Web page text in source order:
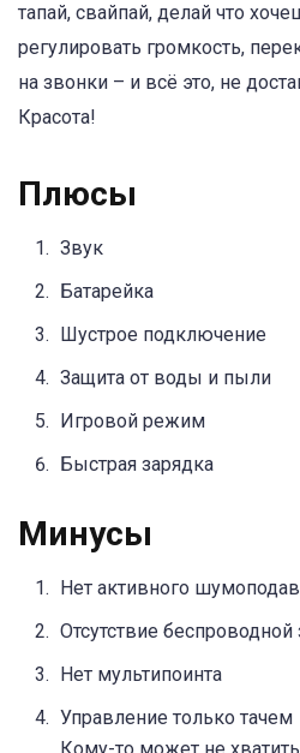
тапай, свайпай, делай что
регулировать громкость,
на звонки – и всё это, не
Красота!
Плюсы
Звук
Батарейка
Шустрое подключение
Защита от воды и пыли
Игровой режим
Быстрая зарядка
Минусы
Нет активного
Отсутствие беспроводной
Нет мультипоинта
Управление только тачем